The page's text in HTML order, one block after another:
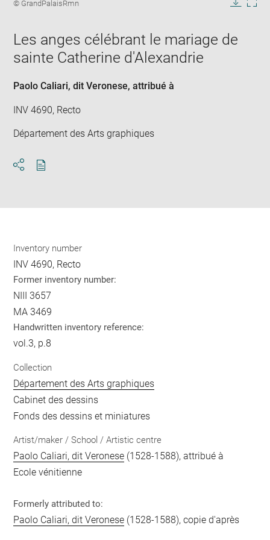
window
Image
© GrandPalaisRmn
Les anges célébrant le mariage de
sainte Catherine d'Alexandrie
Paolo Caliari, dit Veronese, attribué à
INV 4690, Recto
Département des Arts graphiques
Inventory number
INV 4690, Recto
Former inventory number:
NIII 3657
MA 3469
Handwritten inventory reference:
vol.3, p.8
Collection
Département des Arts graphiques
Cabinet des dessins
Fonds des dessins et miniatures
Artist/maker / School / Artistic centre
Paolo Caliari, dit Veronese (1528-1588), attribué à
Ecole vénitienne
Formerly attributed to:
Paolo Caliari, dit Veronese (1528-1588), copie d'après